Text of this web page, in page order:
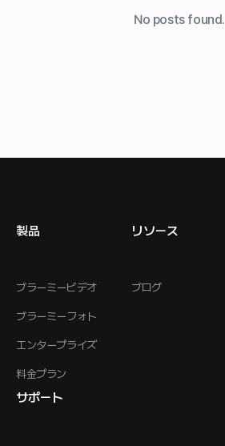
No posts found.
製品
ブラーミービデオ
ブラーミーフォト
エンタープライズ
料金プラン
リソース
ブログ
サポート